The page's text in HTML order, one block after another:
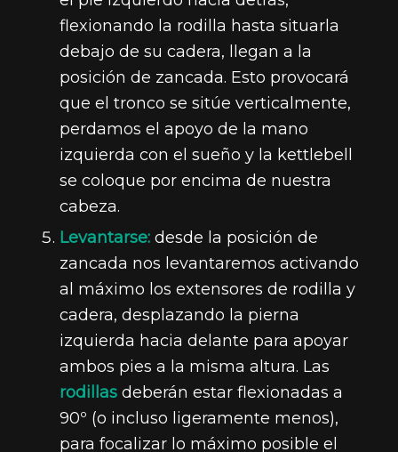
flexionando la rodilla hasta situarla
debajo de su cadera, llegan a la
posición de zancada. Esto provocará
que el tronco se sitúe verticalmente,
perdamos el apoyo de la mano
izquierda con el sueño y la kettlebell
se coloque por encima de nuestra
cabeza.
Levantarse: desde la posición de
zancada nos levantaremos activando
al máximo los extensores de rodilla y
cadera, desplazando la pierna
izquierda hacia delante para apoyar
ambos pies a la misma altura. Las
rodillas deberán estar flexionadas a
90º (o incluso ligeramente menos),
para focalizar lo máximo posible el